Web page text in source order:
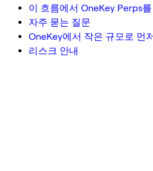
이 흐름에서 OneKey Perps
자주 묻는 질문
OneKey에서 작은 규모로 먼
리스크 안내